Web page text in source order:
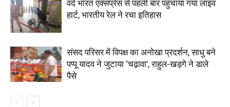
वंदे भारत एक्सप्रेस से पहली बार पहुंचाया गया लाइव
हार्ट, भारतीय रेल ने रचा इतिहास
संसद परिसर में विपक्ष का अनोखा प्रदर्शन, साधु बने
पप्पू यादव ने जुटाया ‘चढ़ावा’, राहुल-खड़गे ने डाले
पैसे